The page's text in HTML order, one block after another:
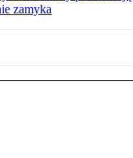
zamyka